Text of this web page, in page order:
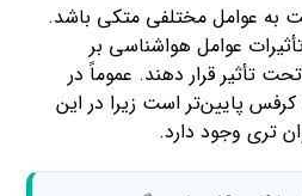
به عوامل مختلفی متکی باشد.
عوامل هواشناسی بر
تأثیر قرار دهند. عموماً در
پایین‌تر است زیرا در این
تری وجود دارد.